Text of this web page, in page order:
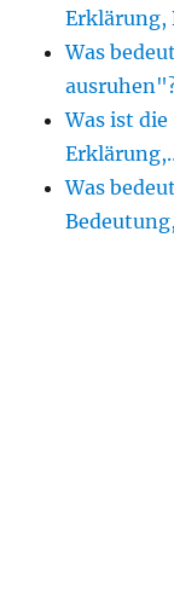
Was
Was ist
Was